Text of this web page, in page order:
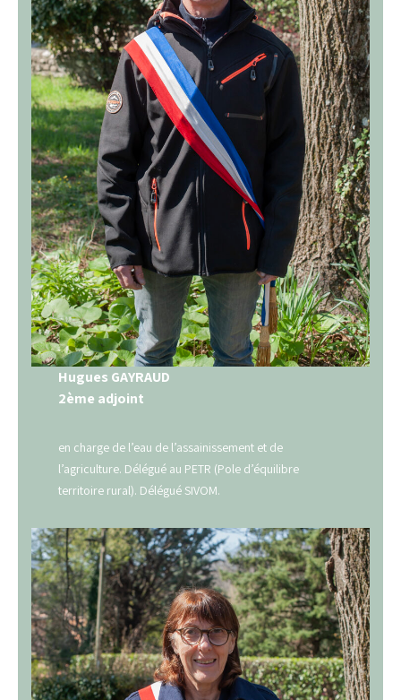
Hugues GAYRAUD
2ème adjoint
en charge de l’eau de l’assainissement et de
l’agriculture. Délégué au PETR (Pole d’équilibre
territoire rural). Délégué SIVOM.